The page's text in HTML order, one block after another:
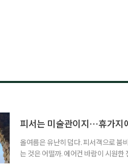
피서는 미술관이지…휴가지
올여름은 유난히 덥다. 피서객으로 붐
는 것은 어떨까. 에어컨 바람이 시원